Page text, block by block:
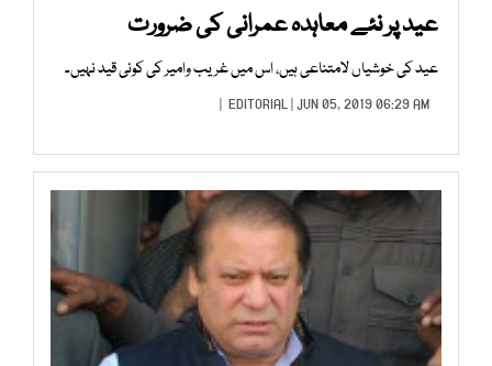
عید پر نئے معاہدہ عمرانی کی ضرورت
عید کی خوشیاں لامتناعی ہیں، اس میں غریب وامیر کی کوئی قید نہیں۔
EDITORIAL| JUN 05, 2019 06:29 AM |